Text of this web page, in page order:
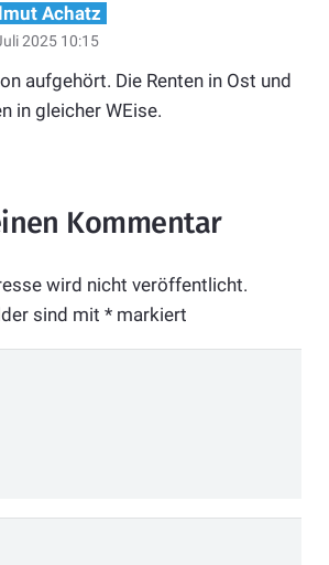
Achatz
2025 10:15
aufgehört. Die Renten in Ost und
in gleicher WEise.
Kommentar
wird nicht veröffentlicht.
sind mit *markiert